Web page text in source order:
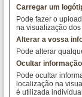
Carregar um
Pode fazer o
na visualização
Alterar a vossa
Pode alterar
Ocultar
Pode ocultar
localização na
é utilizada